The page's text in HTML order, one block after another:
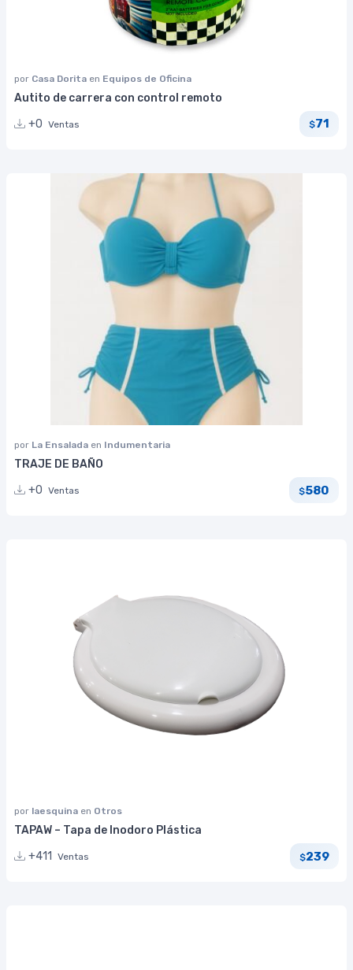
por Casa Dorita en Equipos de Oficina
Autito de carrera con control remoto
+0 Ventas $71
por La Ensalada en Indumentaria
TRAJE DE BAÑO
+0 Ventas $580
por laesquina en Otros
TAPAW – Tapa de Inodoro Plástica
+411
Ventas $239